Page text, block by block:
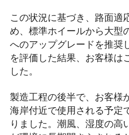
この状況に基づき、路面適
め、標準ホイールから大型
へのアップグレードを推奨
を評価した結果、お客様は
した。
製造工程の後半で、お客様
海岸付近で使用される予定
りました。潮風、湿度の高